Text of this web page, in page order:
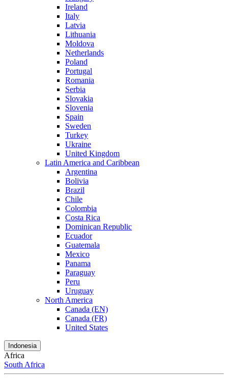
Ireland
Italy
Latvia
Lithuania
Moldova
Netherlands
Poland
Portugal
Romania
Serbia
Slovakia
Slovenia
Spain
Sweden
Turkey
Ukraine
United Kingdom
Latin America and Caribbean
Argentina
Bolivia
Brazil
Chile
Colombia
Costa Rica
Dominican Republic
Ecuador
Guatemala
Mexico
Panama
Paraguay
Peru
Uruguay
North America
Canada (EN)
Canada (FR)
United States
Indonesia
Africa
South Africa